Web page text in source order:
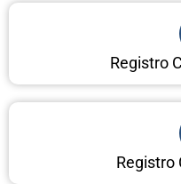
Registro
Registro